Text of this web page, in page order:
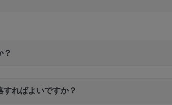
？
ればよいですか？